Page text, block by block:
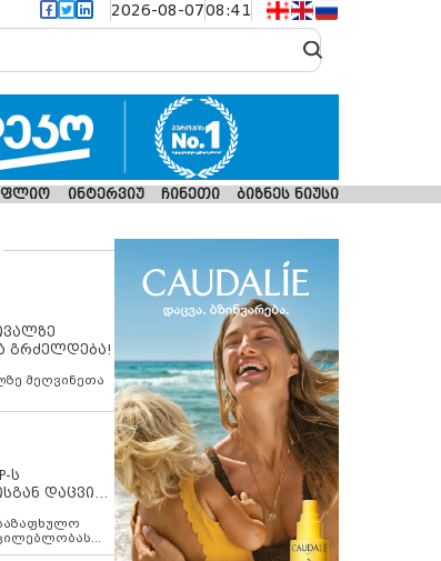
2026-08-0708:41
ინტერვიუ ჩინეთი ბიზნეს ნიუსი
გრძელდება!
მეღვინეთა
ს
დაცვის
საზაფხულო